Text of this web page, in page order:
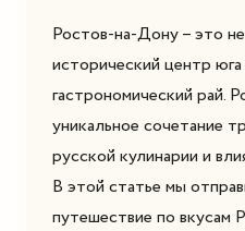
Ростов-на-Дону – это
исторический центр
гастрономический рай.
уникальное сочетание
русской кулинарии и
В этой статье мы
путешествие по вкусам